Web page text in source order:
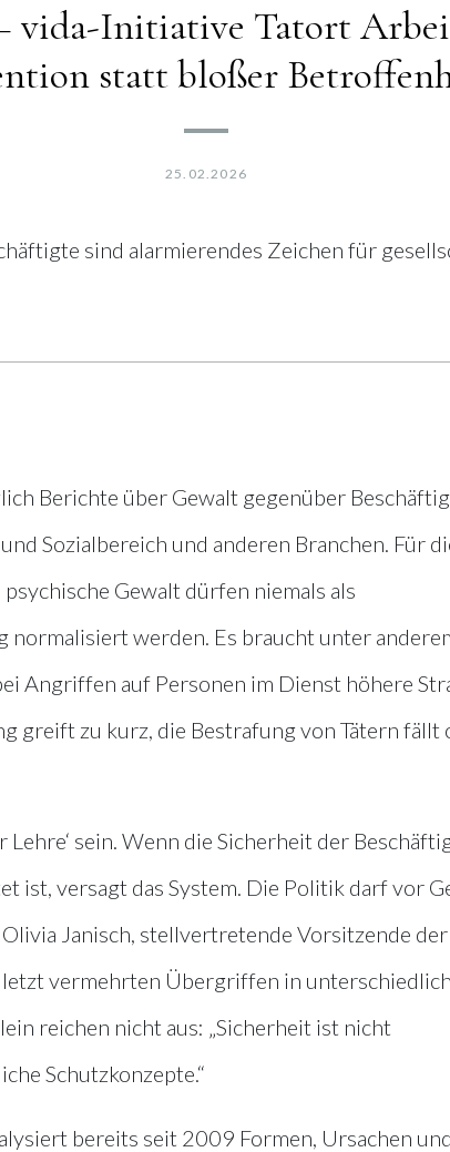
vida-Initiative Tatort
statt bloßer
25.02.2026
sind alarmierendes Zeichen für
Berichte über Gewalt gegenüber
Sozialbereich und anderen Branchen. Für
Gewalt dürfen niemals als
normalisiert werden. Es braucht unter
Angriffen auf Personen im Dienst höhere
greift zu kurz, die Bestrafung von Tätern fällt
Lehre‘ sein. Wenn die Sicherheit der
ist, versagt das System. Die Politik darf vor
Janisch, stellvertretende Vorsitzende der
vermehrten Übergriffen in
reichen nicht aus: „Sicherheit ist nicht
Schutzkonzepte.“
bereits seit 2009 Formen, Ursachen und